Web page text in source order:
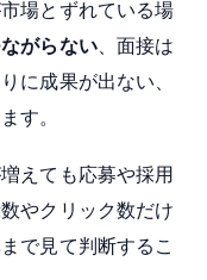
場とずれている場
がらない、面接は
に成果が出ない、
す。
えても応募や採用
やクリック数だけ
で見て判断するこ